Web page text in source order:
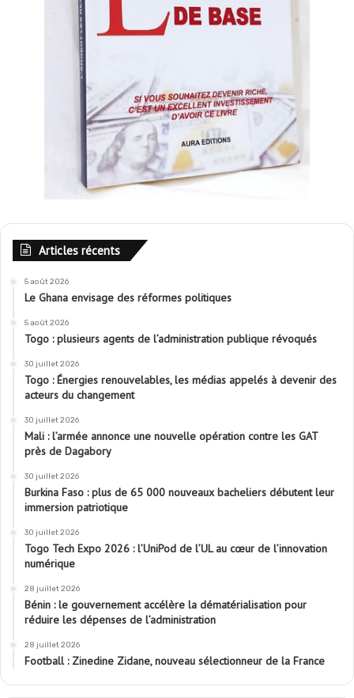
Articles récents
5 août 2026
Le Ghana envisage des réformes politiques
5 août 2026
Togo : plusieurs agents de l’administration publique révoqués
30 juillet 2026
Togo : Énergies renouvelables, les médias appelés à devenir des
acteurs du changement
30 juillet 2026
Mali : l’armée annonce une nouvelle opération contre les GAT
près de Dagabory
30 juillet 2026
Burkina Faso : plus de 65 000 nouveaux bacheliers débutent leur
immersion patriotique
30 juillet 2026
Togo Tech Expo 2026 : l’UniPod de l’UL au cœur de l’innovation
numérique
28 juillet 2026
Bénin : le gouvernement accélère la dématérialisation pour
réduire les dépenses de l’administration
28 juillet 2026
Football : Zinedine Zidane, nouveau sélectionneur de la France